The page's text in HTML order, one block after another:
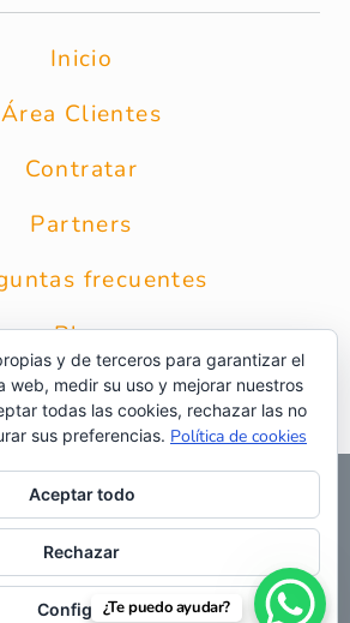
Inicio
Área Clientes
Contratar
Partners
frecuentes
Blog
Contacto
|Calle Zurbarán 8 1* Planta 28010
|Política de privacidad
de cookies |Preguntas frecuentes |Web
¿Te puedo ayudar?
y de terceros para garantizar el
web, medir su uso y mejorar nuestros
todas las cookies, rechazar las no
sus preferencias. Política de cookies
Aceptar todo
Rechazar
Configurar